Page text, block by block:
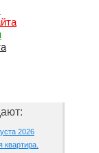
2026
квартира.